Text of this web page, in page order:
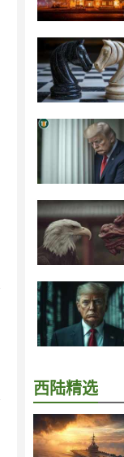
西陆精选